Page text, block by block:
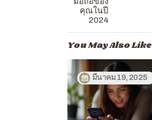
คุณในปี
2024
You May Also Like
มีนาคม 19, 2025